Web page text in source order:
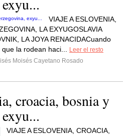
VIAJE A ESLOVENIA,
LA EXYUGOSLAVIA
LA JOYA RENACIDACuando
la rodean haci...
Leer el resto
Moisés Cayetano Rosado
croacia, bosnia y
VIAJE A ESLOVENIA, CROACIA,